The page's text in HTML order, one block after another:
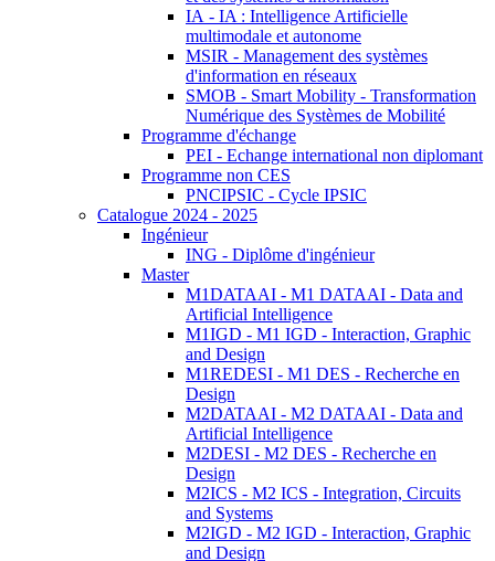
IA - IA : Intelligence Artificielle
multimodale et autonome
MSIR - Management des systèmes
d'information en réseaux
SMOB - Smart Mobility - Transformation
Numérique des Systèmes de Mobilité
Programme d'échange
PEI - Echange international non diplomant
Programme non CES
PNCIPSIC - Cycle IPSIC
Catalogue 2024 - 2025
Ingénieur
ING - Diplôme d'ingénieur
Master
M1DATAAI - M1 DATAAI - Data and
Artificial Intelligence
M1IGD - M1 IGD - Interaction, Graphic
and Design
M1REDESI - M1 DES - Recherche en
Design
M2DATAAI - M2 DATAAI - Data and
Artificial Intelligence
M2DESI - M2 DES - Recherche en
Design
M2ICS - M2 ICS - Integration, Circuits
and Systems
M2IGD - M2 IGD - Interaction, Graphic
and Design